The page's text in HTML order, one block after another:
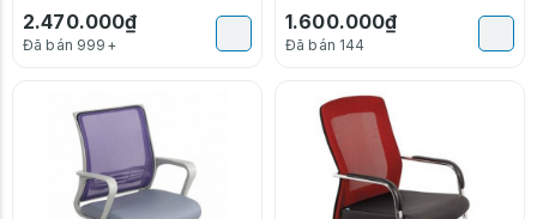
2.470.000₫
Đã bán 999+
1.600.000₫
Đã bán 144